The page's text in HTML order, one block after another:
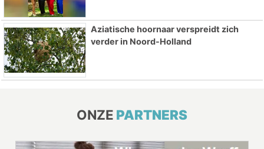
Aziatische hoornaar verspreidt zich
verder in Noord-Holland
ONZE PARTNERS